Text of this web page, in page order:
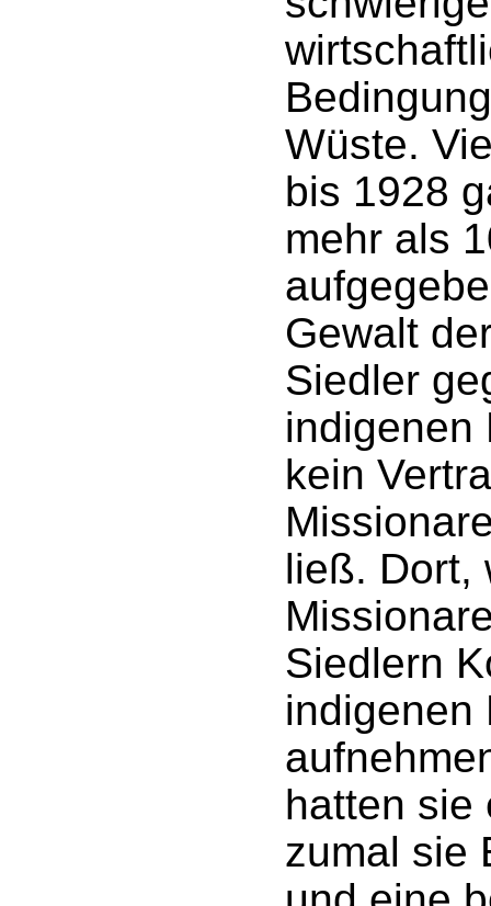
Wüste.
bis 1928
mehr als
Gewalt
Siedler
indigenen
kein
ließ. Dort,
Siedlern
indigenen
hatten sie
zumal sie